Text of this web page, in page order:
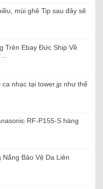
mùi ghê Tip sau đây sẽ
Trên Ebay Đức Ship Về
nhạc tại tower.jp như thế
RF-P155-S hàng
Nắng Bảo Vệ Da Liên